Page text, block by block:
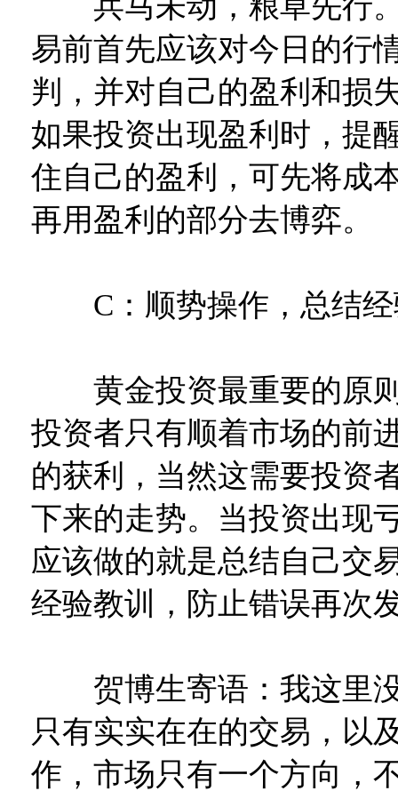
易前首先应该对今日的行
判，并对自己的盈利和损
如果投资出现盈利时，提
住自己的盈利，可先将成
再用盈利的部分去博弈。
C：顺势操作，总结经
黄金投资最重要的原则
投资者只有顺着市场的前
的获利，当然这需要投资
下来的走势。当投资出现
应该做的就是总结自己交
经验教训，防止错误再次
贺博生寄语：我这里没
只有实实在在的交易，以
作，市场只有一个方向，